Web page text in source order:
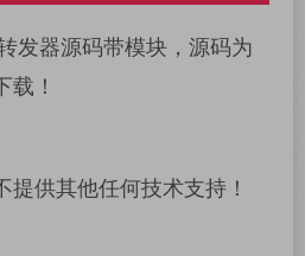
发器源码带模块，源码为
载！
提供其他任何技术支持！